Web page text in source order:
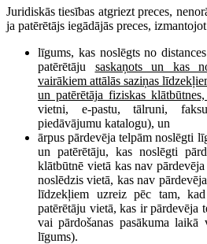
Juridiskās tiesības atgriezt preces,
ja patērētājs iegādājās preces,
līgums, kas noslēgts no
patērētāju saskaņots un kas
vairākiem attālās saziņas
un patērētāja fiziskas
vietni, e-pastu, tālruni,
piedāvājumu katalogu), un
ārpus pārdevēja telpām noslēgti
un patērētāju, kas noslēgti
klātbūtnē vietā kas nav
noslēdzis vietā, kas nav
līdzekļiem uzreiz pēc tam,
patērētāju vietā, kas ir pārdevēja
vai pārdošanas pasākuma
līgums).